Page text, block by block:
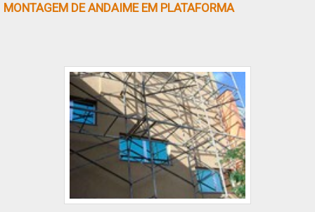
MONTAGEM DE ANDAIME EM PLATAFORMA